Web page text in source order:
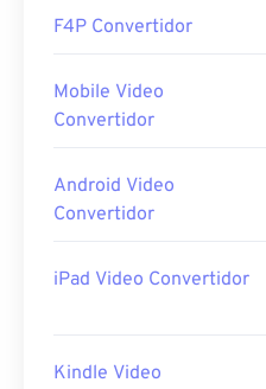
F4P Convertidor
Mobile Video
Convertidor
Android Video
Convertidor
iPad Video Convertidor
Kindle Video